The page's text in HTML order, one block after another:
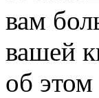
вам
вашей
об